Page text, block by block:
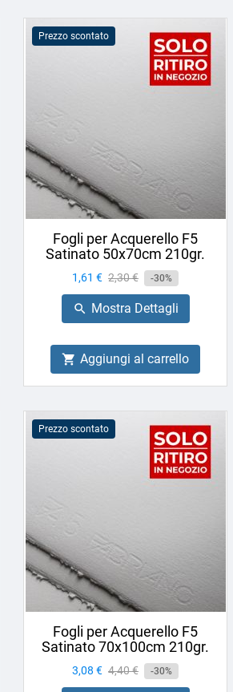
Prezzo scontato
Fogli per Acquerello F5
Satinato 50x70cm 210gr.
Prezzo
1,61 € Prezzo
base
2,30 € -30%
 Mostra Dettagli
 Aggiungi al carrello
Prezzo scontato
Fogli per Acquerello F5
Satinato 70x100cm 210gr.
Prezzo
3,08 € Prezzo
base
4,40 € -30%